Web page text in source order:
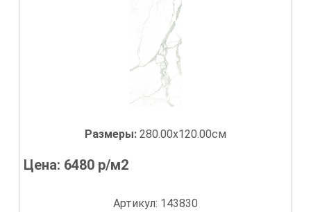
Размеры: 280.00x120.00см
Цена: 6480 р/м2
Артикул: 143830